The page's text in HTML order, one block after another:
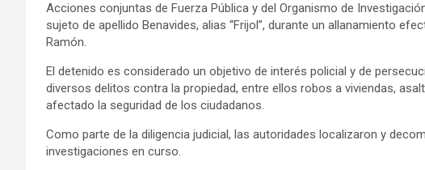
Acciones conjuntas de Fuerza Pública y del Organismo de
sujeto de apellido Benavides, alias “Frijol”, durante un allanamiento
Ramón.
El detenido es considerado un objetivo de interés policial y de
diversos delitos contra la propiedad, entre ellos robos a viviendas,
afectado la seguridad de los ciudadanos.
Como parte de la diligencia judicial, las autoridades localizaron y
investigaciones en curso.